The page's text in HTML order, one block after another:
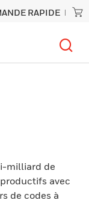
RAPIDE
milliard de
avec
de codes à